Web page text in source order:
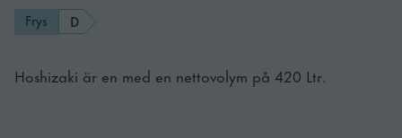
Frys D
Hoshizaki är en med en nettovolym på 420 Ltr.